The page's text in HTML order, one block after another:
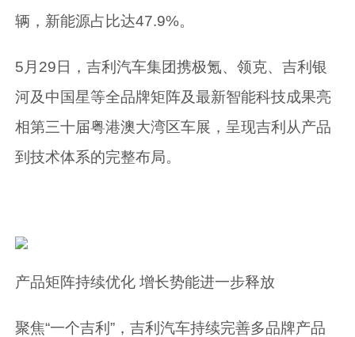
辆，新能源占比达47.9%。
5月29日，吉利汽车集团携极氪、领克、吉利银
河及中国星等全品牌矩阵及最新智能科技成果亮
相第三十届粤港澳大湾区车展，呈现吉利从产品
到技术体系的完整布局。
产品矩阵持续优化 增长势能进一步释放
聚焦“一个吉利”，吉利汽车持续完善多品牌产品